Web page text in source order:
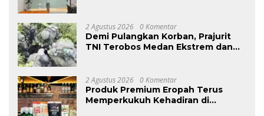
2 Agustus 2026 0 Komentar
Demi Pulangkan Korban, Prajurit
TNI Terobos Medan Ekstrem dan
2 Agustus 2026 0 Komentar
Produk Premium Eropah Terus
Memperkukuh Kehadiran di